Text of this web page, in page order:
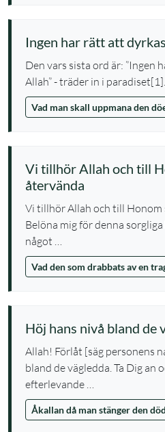
Ingen har rätt att
Den vars sista ord är: ”Ingen
Allah” - träder in i paradiset[1].
Vad man skall uppmana den
Vi tillhör Allah och till
återvända
Vi tillhör Allah och till Honom
Belöna mig för denna
något …
Vad den som drabbats av en
Höj hans nivå bland de
Allah! Förlåt [säg personens
bland de vägledda. Ta Dig an
efterlevande …
Åkallan då man stänger den